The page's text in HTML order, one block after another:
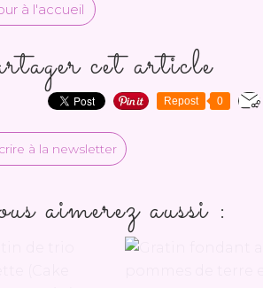
à l'accueil
cet article
Repost 0
à la newsletter
aimerez aussi :